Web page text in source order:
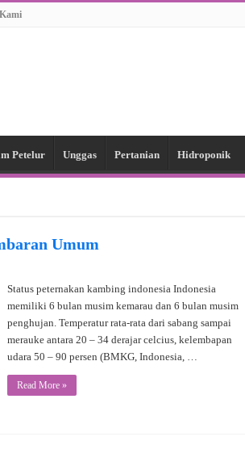
Petelur Unggas Pertanian Hidroponik
Umum
Status peternakan kambing indonesia Indonesia
memiliki 6 bulan musim kemarau dan 6 bulan musim
penghujan. Temperatur rata-rata dari sabang sampai
merauke antara 20 – 34 derajar celcius, kelembapan
udara 50 – 90 persen (BMKG, Indonesia, …
Read More »